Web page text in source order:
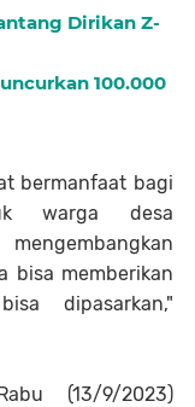
Dirikan Z-
100.000
bermanfaat bagi
warga desa
bisa memberikan
dipasarkan,"
(13/9/2023)